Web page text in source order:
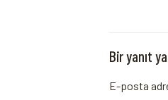
Bir yanıt
E-posta